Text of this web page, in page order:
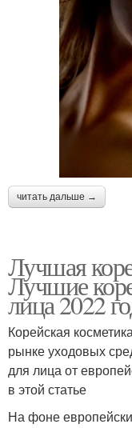
читать дальше →
Лучшая
Лучшие
лица 2022
Корейская
рынке уходовых
для лица от
в этой статье
На фоне